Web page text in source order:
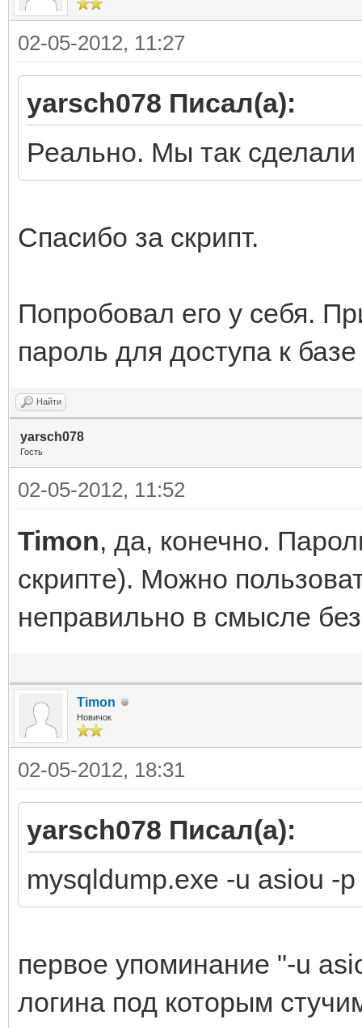
set SS=%time:~6,2%
set
mysqldump.exe -u
echo Backup
echo
pause
02-05-2012, 11:27
yarsch078 Писал(а):
Реально. Мы так
Спасибо за скрипт.
Попробовал его у себя.
пароль для доступа к
Найти
yarsch078
Гость
02-05-2012, 11:52
Timon, да, конечно.
скрипте). Можно
неправильно в смысле
Timon
Новичок
02-05-2012, 18:31
yarsch078 Писал(а):
mysqldump.exe -u asiou -
первое упоминание "-u
логина под которым